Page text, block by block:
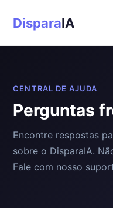
DisparaIA
CENTRAL DE AJUDA
Perguntas
Encontre respostas
sobre o DisparaIA.
Fale com nosso